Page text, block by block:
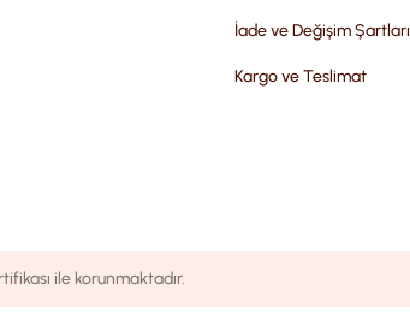
İade ve Değişim Şartları
Kargo ve Teslimat
ile korunmaktadır.